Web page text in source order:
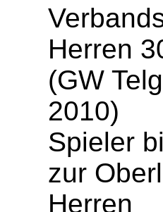
Herren
(GW
2010)
Spieler
zur
Herren